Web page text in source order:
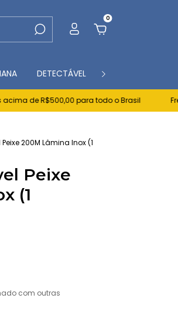
0
DETECTÁVEL
de R$500,00 para todo o Brasil
200M Lâmina Inox (1
Peixe
(1
com outras